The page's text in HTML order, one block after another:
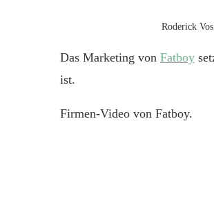
Roderick
Das Marketing von Fatboy
ist.
Firmen-Video von Fatboy.